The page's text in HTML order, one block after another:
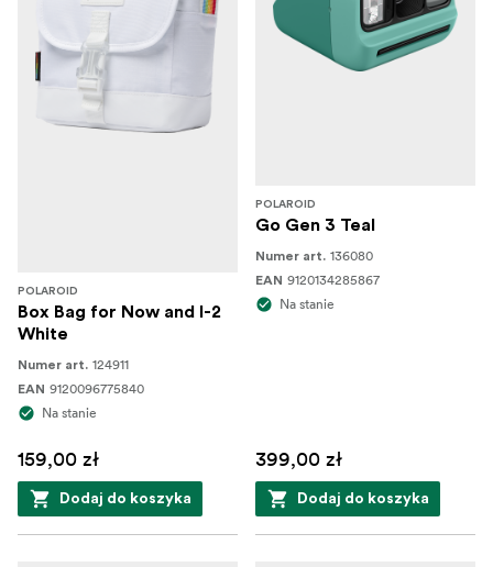
POLAROID
Box Bag for Now and I-2
White
Numer art. 124911
EAN 9120096775840
Na stanie
159,00 zł
Dodaj do koszyka
POLAROID
Go Gen 3 Teal
Numer art. 136080
EAN 9120134285867
Na stanie
399,00 zł
Dodaj do koszyka